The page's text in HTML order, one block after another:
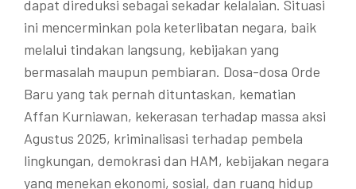
dapat direduksi sebagai sekadar kelalaian. Situasi
ini mencerminkan pola keterlibatan negara, baik
melalui tindakan langsung, kebijakan yang
bermasalah maupun pembiaran. Dosa-dosa Orde
Baru yang tak pernah dituntaskan, kematian
Affan Kurniawan, kekerasan terhadap massa aksi
Agustus 2025, kriminalisasi terhadap pembela
lingkungan, demokrasi dan HAM, kebijakan negara
yang menekan ekonomi, sosial, dan ruang hidup